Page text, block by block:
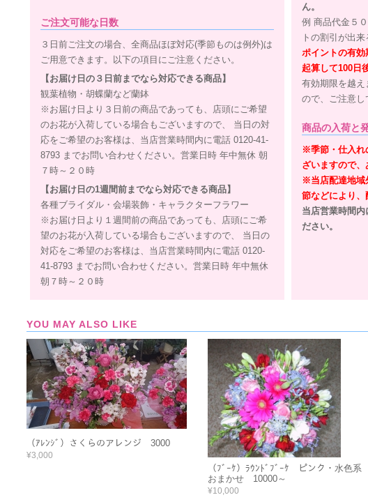
ご注文可能な日数
３日前ご注文の場合、全商品ほぼ対応(季節ものは例外)は
ご用意できます。以下の項目にご注意ください。
【お届け日の３日前までなら対応できる商品】
観葉植物・胡蝶蘭など蘭鉢
※お届け日より３日前の商品であっても、店頭にご希望
のお花が入荷している場合もございますので、 当日の対
応をご希望のお客様は、当店営業時間内に電話 0120-41-
8793 までお問い合わせください。営業日時 年中無休 朝
７時～２０時
【お届け日の1週間前までなら対応できる商品】
各種ブライダル・会場装飾・キャラクターフラワー
※お届け日より１週間前の商品であっても、店頭にご希
望のお花が入荷している場合もございますので、 当日の
対応をご希望のお客様は、当店営業時間内に電話 0120-
41-8793 までお問い合わせください。営業日時 年中無休
朝７時～２０時
ん。
例 商品代金５
トの割引が出来
ポイントの有
起算して100日
有効期限を越え
ので、ご注意し
商品の入荷と
※季節・仕入れ
ざいますので、
※当店配達地域
節などにより、
当店営業時間内
ださい。
YOU MAY ALSO LIKE
（ｱﾚﾝｼﾞ）さくらのアレンジ 3000
¥3,000
（ﾌﾞｰｹ）ﾗｳﾝﾄﾞﾌﾞｰｹ ピンク・水色系
おまかせ 10000～
¥10,000